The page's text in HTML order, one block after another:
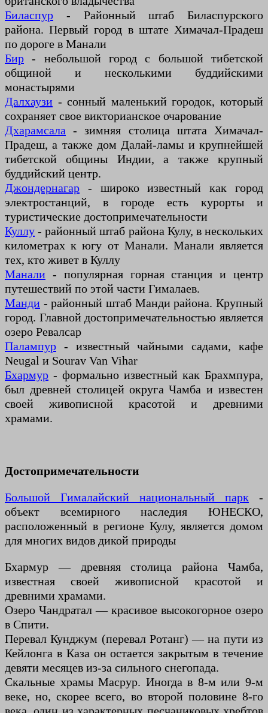
Биласпур - Районный штаб Биласпурского
района. Первый город в штате Химачал-Прадеш
по дороге в Манали
Бир - небольшой город с большой тибетской
общиной и несколькими буддийскими
монастырями
Далхаузи - сонный маленький городок, который
сохраняет свое викторианское очарование
Дхарамсала - зимняя столица штата Химачал-
Прадеш, а также дом Далай-ламы и крупнейшей
тибетской общины Индии, а также крупный
буддийский центр.
Джондернагар - широко известный как город
электростанций, в городе есть курорты и
туристические достопримечательности
Куллу - районный штаб района Кулу, в нескольких
километрах к югу от Манали. Манали является
тех, кто живет в Куллу
Манали - популярная горная станция и центр
путешествий по этой части Гималаев.
Манди - районный штаб Манди района. Крупный
город. Главной достопримечательностью является
озеро Ревалсар
Палампур - известный чайными садами, кафе
Neugal и Sourav Van Vihar
Бхармур - формально известный как Брахмпура,
был древней столицей округа Чамба и известен
своей живописной красотой и древними
храмами.
Достопримечательности
Большой Гималайский национальный парк -
объект всемирного наследия ЮНЕСКО,
расположенный в регионе Кулу, является домом
для многих видов дикой природы
Бхармур — древняя столица района Чамба,
известная своей живописной красотой и
древними храмами.
Озеро Чандратал — красивое высокогорное озеро
в Спити.
Перевал Кунджум (перевал Ротанг) — на пути из
Кейлонга в Каза он остается закрытым в течение
девяти месяцев из-за сильного снегопада.
Скальные храмы Масрур. Иногда в 8-м или 9-м
веке, но, скорее всего, во второй половине 8-го